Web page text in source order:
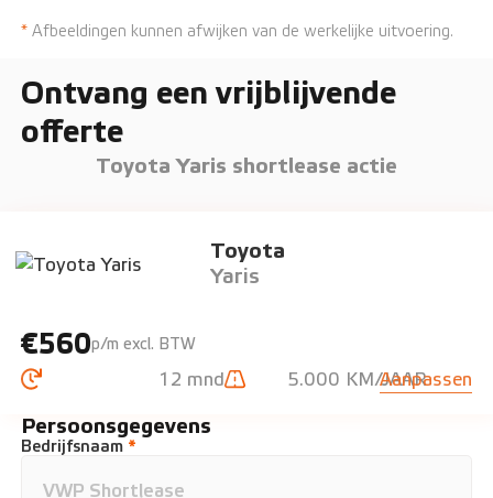
* Afbeeldingen kunnen afwijken van de werkelijke uitvoering.
Ontvang een vrijblijvende
offerte
Toyota Yaris shortlease actie
Toyota
Yaris
€560p/m excl. BTW
12 mnd 5.000 KM/JAARAanpassen
Persoonsgegevens
Bedrijfsnaam *